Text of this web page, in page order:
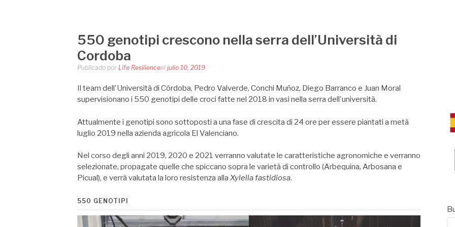
550 genotipi crescono nella serra dell’Università di
Cordoba
Publicado por Life Resilienceel julio 10, 2019
Il team dell'Università di Córdoba, Pedro Valverde, Conchi Muñoz, Diego Barranco e Juan Moral
supervisionano i 550 genotipi delle croci fatte nel 2018 in vasi nella serra dell'università.
Attualmente i genotipi sono sottoposti a una fase di crescita di 24 ore per essere piantati a metà
luglio 2019 nella azienda agricola El Valenciano.
Nel corso degli anni 2019, 2020 e 2021 verranno valutate le caratteristiche agronomiche e verranno
selezionate, propagate quelle che spiccano sopra le varietà di controllo (Arbequina, Arbosana e
Picual), e verrà valutata la loro resistenza alla Xylella fastidiosa.
550 GENOTIPI